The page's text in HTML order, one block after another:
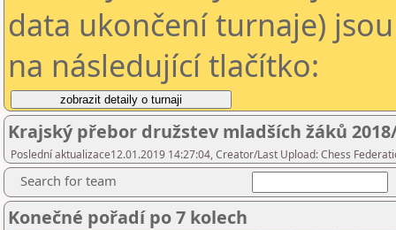
data ukončení turnaje)
na následující tlačítko:
Krajský přebor družstev mladších žáků
Poslední aktualizace12.01.2019 14:27:04, Creator/Last Upload: Chess
Search for team
Konečné pořadí po 7 kolech